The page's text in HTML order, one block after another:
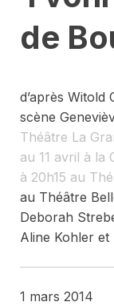
de
d’après
scène
Théâtre La
au 11 avril à la
à 20h15 au
au Théâtre
Deborah
Aline Kohler
1 mars 2014